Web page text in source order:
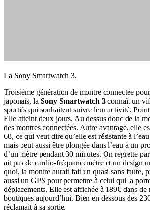
La Sony Smartwatch 3.
Troisième génération de montre connectée
japonais, la Sony Smartwatch 3 connaît un vif
sportifs qui souhaitent suivre leur activité.
Elle atteint deux jours. Au dessus donc de la
des montres connectées. Autre avantage, elle
68, ce qui veut dire qu’elle est résistante à
mais peut aussi être plongée dans l’eau à un
d’un mètre pendant 30 minutes. On regrette
ait pas de cardio-fréquancemètre et un design
quoi, la montre aurait fait un quasi sans faute,
aussi un GPS pour permettre à celui qui la
déplacements. Elle est affichée à 189€ dans de
boutiques aujourd’hui. Bien en dessous des
réclamait à sa sortie.